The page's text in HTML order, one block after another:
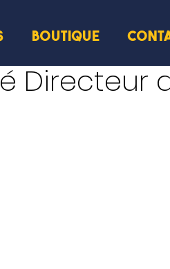
BOUTIQUE
Directeur